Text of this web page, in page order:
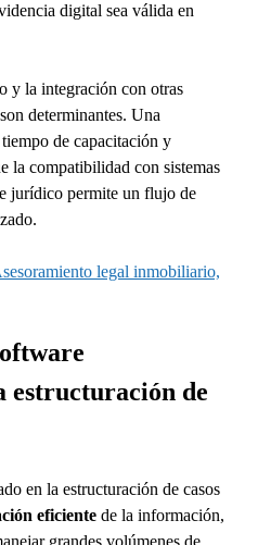
digital sea válida en
y la integración con otras
determinantes. Una
de capacitación y
la compatibilidad con sistemas
jurídico permite un flujo de
legal inmobiliario,
estructuración de
en la estructuración de casos
eficientede la información,
grandes volúmenes de